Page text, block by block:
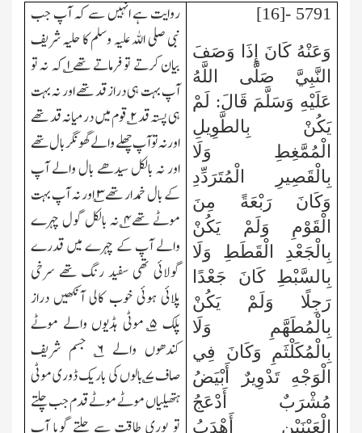
5791 -[16]
وَعَنْهُ كَانَ إِذَا وَصَفَ
النَّبِيَّ صَلَّى اللَّهُ
عَلَيْهِ وَسَلَّمَ قَالَ: لَمْ
يَكُنْ بِالطَّوِيلِ
الْمُمَّغِطِ وَلَا
بِالْقَصِيرِ الْمُتَرَدِّدِ
وَكَانَ رَبْعَةً مِنَ
الْقَوْمِ وَلَمْ يَكُنْ
بِالْجَعْدِ الْقَطَطِ وَلَا
بِالسَّبْطِ كَانَ جَعْدًا
رَجِلًا وَلَمْ يَكُنْ
بِالْمُطَهَّمِ وَلَا
بِالْمُكَلْثَمِ وَكَانَ فِي
الْوَجْهِ تَدْوِيرٌ أَبْيَضُ
مُشْرَبٌ أَدْعَجُ
الْعَيْنَيْنِ أَهْدَبُ
روایت ہے انہیں سے کہ آپ جب
نبی صلی اللہ علیہ وسلم کا حلیہ شریف
بیان کرتے تو فرماتے تھے۱؎ کہ نہ تو
آپ بہت ہی دراز قد تھے اور نہ بہت
ہی پستہ قد۲؎ قوم میں درمیانہ قد تھے
اور نہ تو آپ چھلے والے گھونگر بال تھے
اور نہ بالکل سیدھے بال والے آپ
کے بال خمدار تھے۳؎ اور نہ آپ بہت
موٹے تھے۴؎ نہ بالکل گول چہرے
والے آپ کے چہرے میں قدرے
گولائی تھی سفید رنگ تھے سرخی
پلائی ہوئی خوب کالی آنکھیں دراز
پلک ۵؎ موٹی ہڈیوں والے موٹے
کندھوں والے۶؎ جسم شریف
صاف۷؎ بالوں کی باریک ڈوری موٹی
ہتھیلیاں موٹے موٹے قدم جب چلتے
تو پوری طاقت سے چلتے گویا آپ